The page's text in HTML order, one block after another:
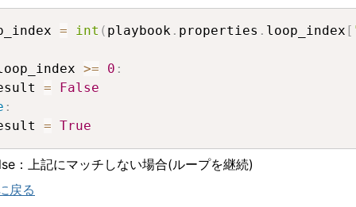
= int ( playbook . properties . loop_index [
>= 0 :
=
False
:
= True
：上記にマッチしない場合(ループを継続)
戻る